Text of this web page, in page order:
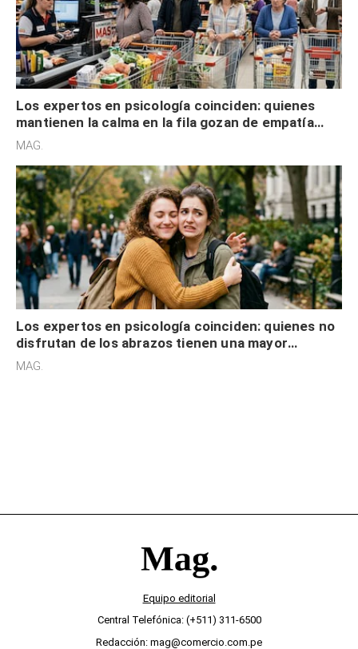
Los expertos en psicología coinciden: quienes
mantienen la calma en la fila gozan de empatía
cognitiva, gratitud y no solo tienen autocontrol
MAG.
Los expertos en psicología coinciden: quienes no
disfrutan de los abrazos tienen una mayor
sensibilidad a los estímulos físicos y no es por
MAG.
Equipo editorial
Central Telefónica: (+511) 311-6500
Redacción: mag@comercio.com.pe